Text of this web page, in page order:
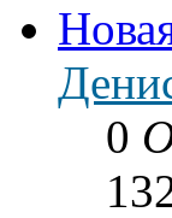
0